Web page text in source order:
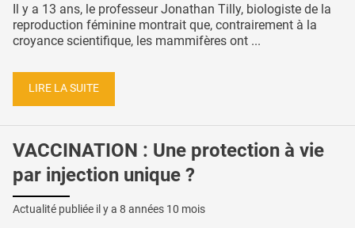
Il y a 13 ans, le professeur Jonathan Tilly, biologiste de la
reproduction féminine montrait que, contrairement à la
croyance scientifique, les mammifères ont ...
LIRE LA SUITE
VACCINATION : Une protection à vie
par injection unique ?
Actualité publiée il y a 8 années 10 mois